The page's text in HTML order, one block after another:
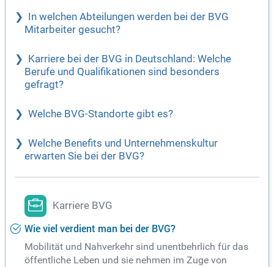
In welchen Abteilungen werden bei der BVG
Mitarbeiter gesucht?
Karriere bei der BVG in Deutschland: Welche
Berufe und Qualifikationen sind besonders
gefragt?
Welche BVG-Standorte gibt es?
Welche Benefits und Unternehmenskultur
erwarten Sie bei der BVG?
Karriere BVG
Wie viel verdient man bei der BVG?
Mobilität und Nahverkehr sind unentbehrlich für das
öffentliche Leben und sie nehmen im Zuge von